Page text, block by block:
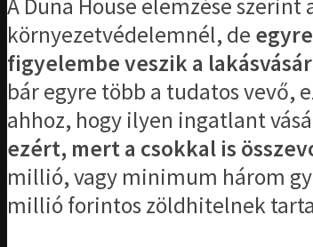
A Duna House elemzése
környezetvédelemnél, de
figyelembe veszik a
bár egyre több a tudatos vevő,
ahhoz, hogy ilyen ingatlant
ezért, mert a csokkal is
millió, vagy minimum három
millió forintos zöldhitelnek